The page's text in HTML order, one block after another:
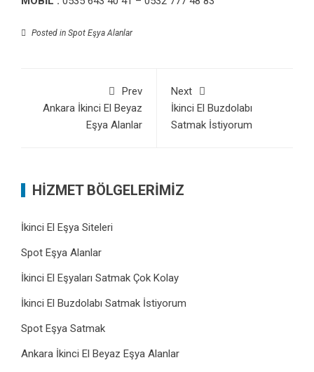
Posted in Spot Eşya Alanlar
Prev
Ankara İkinci El Beyaz
Eşya Alanlar
Next
İkinci El Buzdolabı
Satmak İstiyorum
HİZMET BÖLGELERİMİZ
İkinci El Eşya Siteleri
Spot Eşya Alanlar
İkinci El Eşyaları Satmak Çok Kolay
İkinci El Buzdolabı Satmak İstiyorum
Spot Eşya Satmak
Ankara İkinci El Beyaz Eşya Alanlar